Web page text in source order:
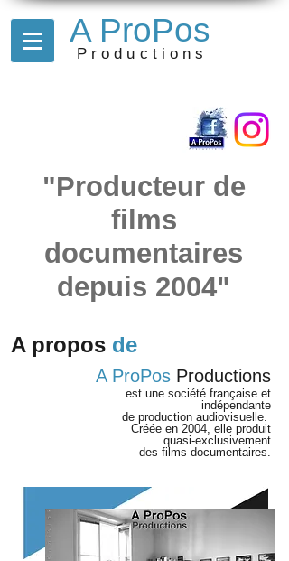
A ProPos
Productions
"Producteur de
films
documentaires
depuis 2004"
A propos de
A ProPos Productions
est une société française et
indépendante
de production audiovisuelle.
Créée en 2004, elle produit
quasi-exclusivement
des films documentaires.